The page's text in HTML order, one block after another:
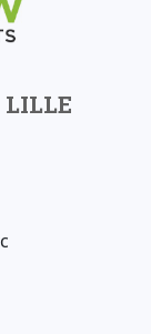
LILLE